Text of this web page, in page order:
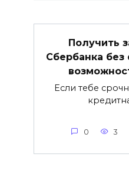
Получить
Сбербанка без
Если тебе
0 3